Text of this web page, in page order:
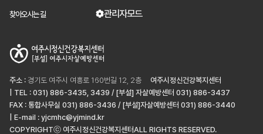
찾아오시는 길 관리자모드
주소 : 경기도 여주시 여흥로 160번길 12, 2층
여주시정신건강복지센터
| TEL : 031) 886-3435, 3439 / [부설] 자살예방센터 031) 886-3437
FAX : 통합사무실 031) 886-3436 / [부설]자살예방센터 031) 886-3440
| E-mail : yjcmhc@yjmind.kr
COPYRIGHTⓒ 여주시정신건강복지센터ALL RIGHTS RESERVED.